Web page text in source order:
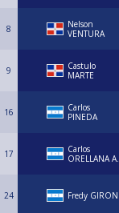
8
Nelson
VENTURA
9
Castulo
MARTE
16
Carlos
PINEDA
17
Carlos
ORELLANA A.
24 Fredy GIRON